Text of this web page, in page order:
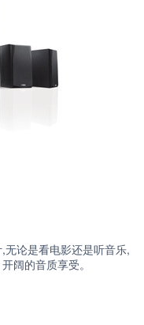
论是看电影还是听音乐,
阔的音质享受。